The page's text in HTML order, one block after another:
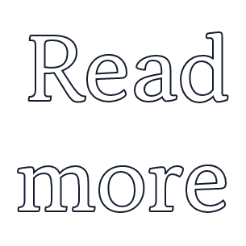
Read
more